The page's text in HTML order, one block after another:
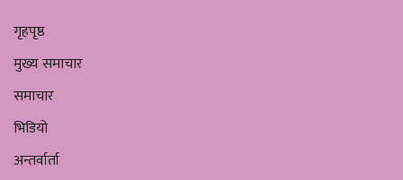
गृहपृष्ठ
मुख्य समाचार
समाचार
भिडियो
अन्तर्वार्ता